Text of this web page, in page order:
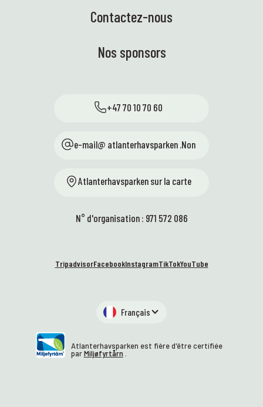
Contactez-nous
Nos sponsors
+47 70 10 70 60
e-mail@ atlanterhavsparken .Non
Atlanterhavsparken sur la carte
N° d'organisation : 971 572 086
TripadvisorFacebookInstagramTikTokYouTube
Français
Atlanterhavsparken est fière d'être certifiée
parMiljøfyrtårn.